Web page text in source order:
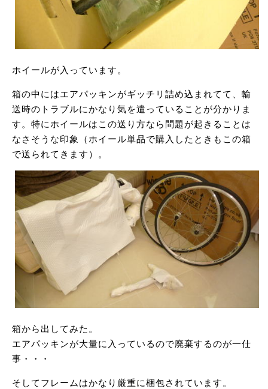
ホイールが入っています。
箱の中にはエアパッキンがギッチリ詰め込まれてて、輸
送時のトラブルにかなり気を遣っていることが分かりま
す。特にホイールはこの送り方なら問題が起きることは
なさそうな印象（ホイール単品で購入したときもこの箱
で送られてきます）。
箱から出してみた。
エアパッキンが大量に入っているので廃棄するのが一仕
事・・・
そしてフレームはかなり厳重に梱包されています。